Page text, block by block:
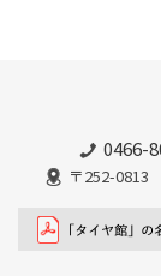
0466-
〒252-0813